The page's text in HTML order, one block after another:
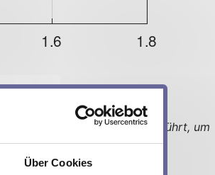
Über Cookies
Temperaturen durchgeführt, um